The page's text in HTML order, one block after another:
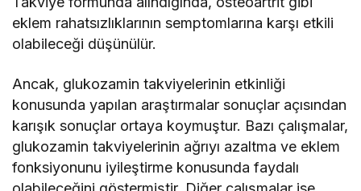
eklem rahatsızlıklarının semptomlarına karşı etkili
olabileceği düşünülür.
Ancak, glukozamin takviyelerinin etkinliği
konusunda yapılan araştırmalar sonuçlar açısından
karışık sonuçlar ortaya koymuştur. Bazı çalışmalar,
glukozamin takviyelerinin ağrıyı azaltma ve eklem
fonksiyonunu iyileştirme konusunda faydalı